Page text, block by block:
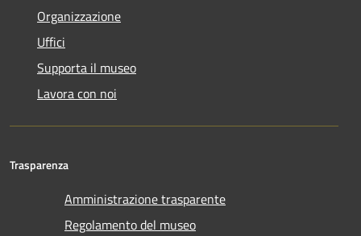
Organizzazione
Uffici
Supporta il museo
Lavora con noi
Trasparenza
Amministrazione trasparente
Regolamento del museo